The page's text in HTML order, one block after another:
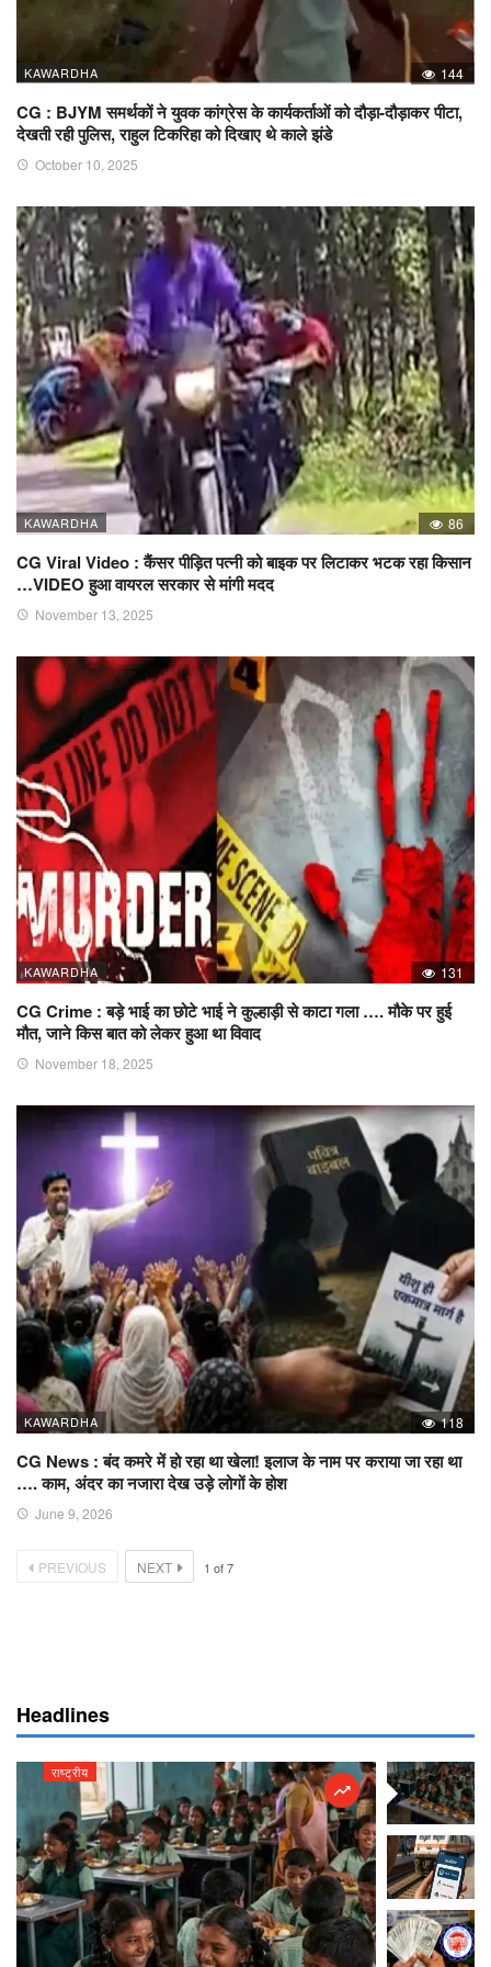
KAWARDHA 144
CG : BJYM समर्थकों ने युवक कांग्रेस के कार्यकर्ताओं को दौड़ा-दौड़ाकर पीटा,
देखती रही पुलिस, राहुल टिकरिहा को दिखाए थे काले झंडे
October 10, 2025
KAWARDHA 86
CG Viral Video : कैंसर पीड़ित पत्नी को बाइक पर लिटाकर भटक रहा किसान
…VIDEO हुआ वायरल सरकार से मांगी मदद
November 13, 2025
KAWARDHA 131
CG Crime : बड़े भाई का छोटे भाई ने कुल्हाड़ी से काटा गला …. मौके पर हुई
मौत, जाने किस बात को लेकर हुआ था विवाद
November 18, 2025
KAWARDHA 118
CG News : बंद कमरे में हो रहा था खेला! इलाज के नाम पर कराया जा रहा था
…. काम, अंदर का नजारा देख उड़े लोगों के होश
June 9, 2026
PREVIOUS NEXT 1 of7
Headlines
राष्ट्रीय राष्ट्रीय